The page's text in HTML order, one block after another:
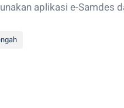
aplikasi e-Samdes